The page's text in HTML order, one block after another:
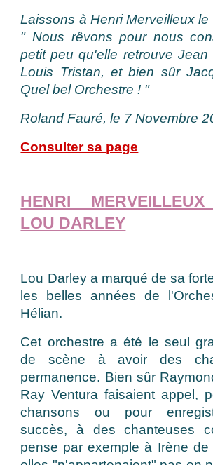
Laissons à Henri Merveilleux le
" Nous rêvons pour nous
petit peu qu'elle retrouve Jean
Louis Tristan, et bien sûr
Quel bel Orchestre ! "
Roland Fauré, le 7 Novembre
Consulter sa page
HENRI
LOU DARLEY
Lou Darley a marqué de sa
les belles années de
Hélian.
Cet orchestre a été le seul
de scène à avoir des
permanence. Bien sûr
Ray Ventura faisaient appel,
chansons ou pour
succès, à des chanteuses
pense par exemple à Irène de